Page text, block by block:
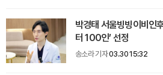
박경태 서울빙빙이비인
터 100인’ 선정
송소라 기자03.30 15:32